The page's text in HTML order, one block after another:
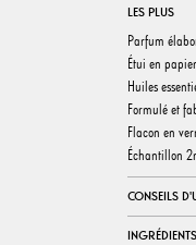
LES PLUS
Parfum
Étui en
Huiles
Formulé et
Flacon en
Échantillon
CONSEILS
INGRÉDIENTS